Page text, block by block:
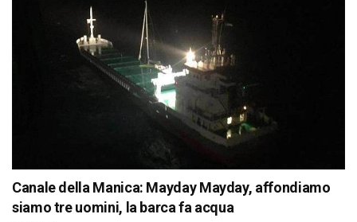
Canale della Manica: Mayday Mayday, affondiamo
siamo tre uomini, la barca fa acqua